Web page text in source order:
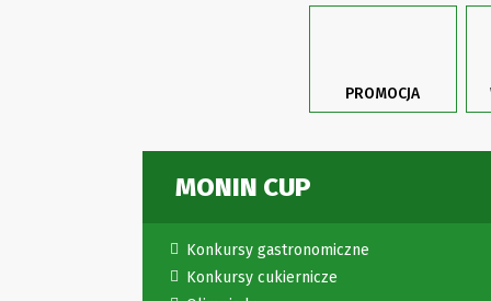
PROMOCJA
MONIN CUP
Konkursy gastronomiczne
Konkursy cukiernicze